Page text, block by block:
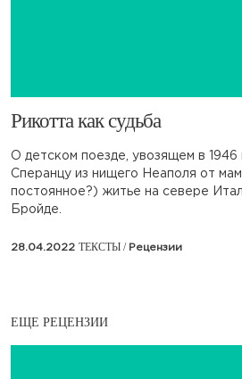
Рикотта как судьба
О детском поезде, увозящем в 1946
Сперанцу из нищего Неаполя от
постоянное?) житье на севере
Бройде.
28.04.2022 ТЕКСТЫ / Рецензии
ЕЩЕ РЕЦЕНЗИИ